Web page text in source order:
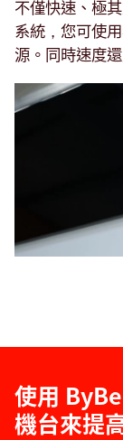
不僅快速、極
系統，您可使
源。同時速度
使用
機台來提